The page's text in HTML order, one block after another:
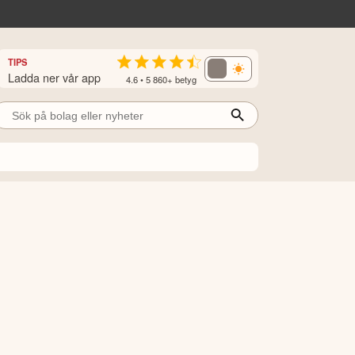
TIPS
Ladda ner vår app 4.6 • 5 860+ betyg